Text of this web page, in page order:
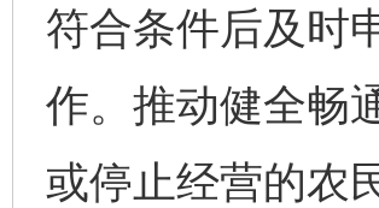
符合条件后及时
作。推动健全畅
或停止经营的农